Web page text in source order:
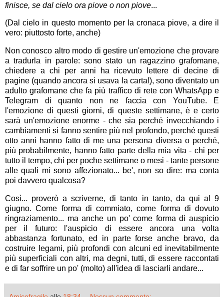
finisce, se dal cielo ora piove o non piove...
(Dal cielo in questo momento per la cronaca piove, a dire il
vero: piuttosto forte, anche)
Non conosco altro modo di gestire un'emozione che provare
a tradurla in parole: sono stato un ragazzino grafomane,
chiedere a chi per anni ha ricevuto lettere di decine di
pagine (quando ancora si usava la carta!), sono diventato un
adulto grafomane che fa più traffico di rete con WhatsApp e
Telegram di quanto non ne faccia con YouTube. E
l'emozione di questi giorni, di queste settimane, è e certo
sarà un'emozione enorme - che sia perché invecchiando i
cambiamenti si fanno sentire più nel profondo, perché questi
otto anni hanno fatto di me una persona diversa o perché,
più probabilmente, hanno fatto parte della mia vita - chi per
tutto il tempo, chi per poche settimane o mesi - tante persone
alle quali mi sono affezionato... be', non so dire: ma conta
poi davvero qualcosa?
Così... proverò a scriverne, di tanto in tanto, da qui al 9
giugno. Come forma di commiato, come forma di dovuto
ringraziamento... ma anche un po' come forma di auspicio
per il futuro: l'auspicio di essere ancora una volta
abbastanza fortunato, ed in parte forse anche bravo, da
costruire legami, più profondi con alcuni ed inevitabilmente
più superficiali con altri, ma degni, tutti, di essere raccontati
e di far soffrire un po' (molto) all'idea di lasciarli andare...